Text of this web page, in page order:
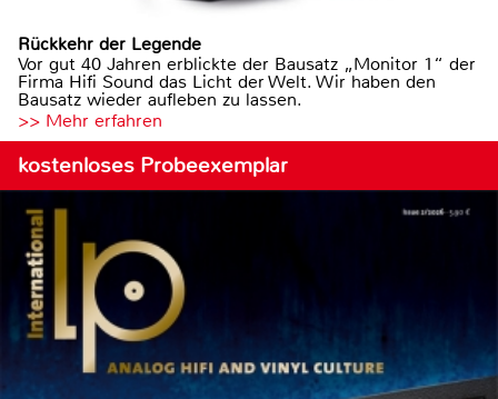
Rückkehr der Legende
Vor gut 40 Jahren erblickte der Bausatz „Monitor 1“ der
Firma Hifi Sound das Licht der Welt. Wir haben den
Bausatz wieder aufleben zu lassen.
>> Mehr erfahren
kostenloses Probeexemplar